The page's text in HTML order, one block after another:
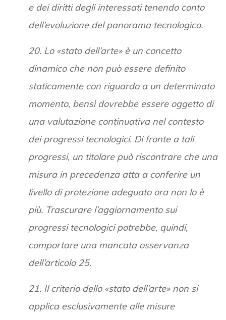
e dei diritti degli interessati tenendo conto
dell’evoluzione del panorama tecnologico.
20. Lo «stato dell’arte» è un concetto
dinamico che non può essere definito
staticamente con riguardo a un determinato
momento, bensì dovrebbe essere oggetto di
una valutazione continuativa nel contesto
dei progressi tecnologici. Di fronte a tali
progressi, un titolare può riscontrare che una
misura in precedenza atta a conferire un
livello di protezione adeguato ora non lo è
più. Trascurare l’aggiornamento sui
progressi tecnologici potrebbe, quindi,
comportare una mancata osservanza
dell’articolo 25.
21. Il criterio dello «stato dell’arte» non si
applica esclusivamente alle misure